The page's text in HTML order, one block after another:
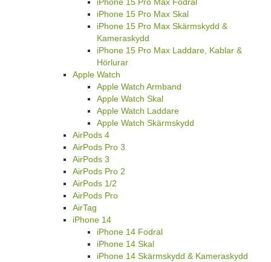
iPhone 15 Pro Max Fodral
iPhone 15 Pro Max Skal
iPhone 15 Pro Max Skärmskydd &
Kameraskydd
iPhone 15 Pro Max Laddare, Kablar &
Hörlurar
Apple Watch
Apple Watch Armband
Apple Watch Skal
Apple Watch Laddare
Apple Watch Skärmskydd
AirPods 4
AirPods Pro 3
AirPods 3
AirPods Pro 2
AirPods 1/2
AirPods Pro
AirTag
iPhone 14
iPhone 14 Fodral
iPhone 14 Skal
iPhone 14 Skärmskydd & Kameraskydd